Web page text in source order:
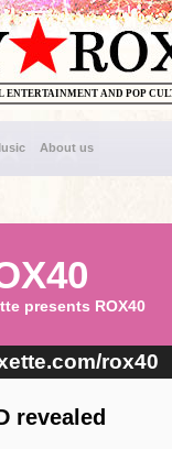
ENTERTAINMENT AND POP
About us
presents ROX40
rox40
revealed